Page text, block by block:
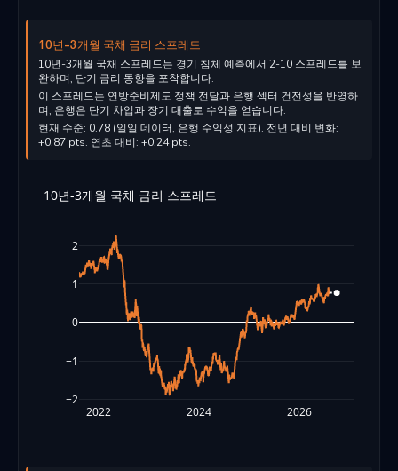
10년-3개월 국채 금리 스프레드
10년-3개월 국채 스프레드는 경기 침체 예측에서 2-10 스프레드를 보
완하며, 단기 금리 동향을 포착합니다.
이 스프레드는 연방준비제도 정책 전달과 은행 섹터 건전성을 반영하
며, 은행은 단기 차입과 장기 대출로 수익을 얻습니다.
현재 수준: 0.78 (일일 데이터, 은행 수익성 지표). 전년 대비 변화:
+0.87 pts. 연초 대비: +0.24 pts.
2022 2024 2026
−2
−1
0
1
2
10년-3개월 국채 금리 스프레드